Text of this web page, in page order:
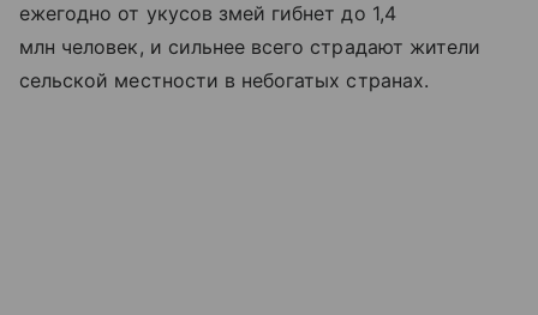
ежегодно от укусов змей гибнет до 1,4
млн человек, и сильнее всего страдают жители
сельской местности в небогатых странах.